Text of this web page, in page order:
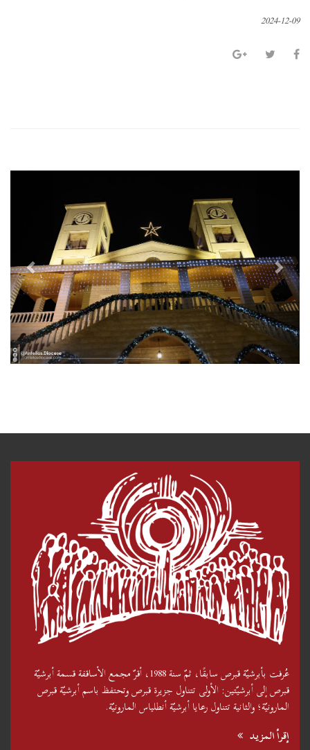
2024-12-09
P
o
u
s
N
عُرفت بأبرشيّة قبرص سابقًا، ثمّ سنة 1988، أقرّ مجمع الأساقفة قسمة أبرشيّة
قبرص إلى أبرشيّتين: الأولى تتناول جزيرة قبرص وتحتفظ باسم أبرشيّة قبرص
المارونيّة؛ والثانية تتناول رعايا أبرشيّة أنطلياس المارونيّة.
إقرأ المزيد